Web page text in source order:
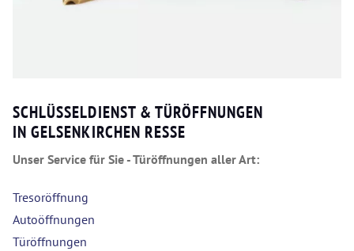
SCHLÜSSELDIENST & TÜRÖFFNUNGEN
IN GELSENKIRCHEN RESSE
Unser Service für Sie - Türöffnungen aller Art:
Tresoröffnung
Autoöffnungen
Türöffnungen